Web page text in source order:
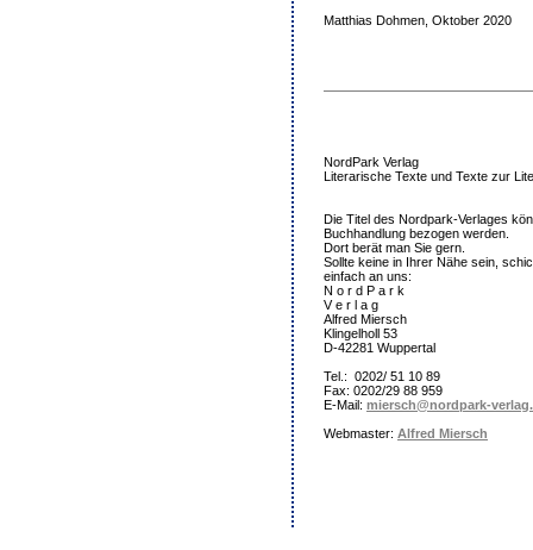
Matthias Dohmen, Oktober 2020
NordPark Verlag
Literarische Texte und Texte zur
Die Titel des Nordpark-Verlages
Buchhandlung bezogen werden.
Dort berät man Sie gern.
Sollte keine in Ihrer Nähe sein,
einfach an uns:
N o r d P a r k
V e r l a g
Alfred Miersch
Klingelholl 53
D-42281 Wuppertal
Tel.: 0202/ 51 10 89
Fax: 0202/29 88 959
E-Mail: miersch@nordpark-
Webmaster: Alfred Miersch